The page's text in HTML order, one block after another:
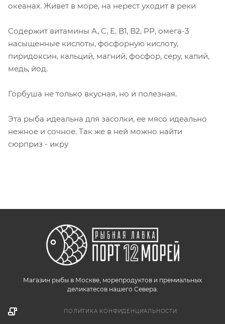
океанах. Живет в море, на нерест уходит в реки
Содержит витамины A, C, E, B1, B2, PP, омега-3
насыщенные кислоты, фосфорную кислоту,
пиридоксин, кальций, магний, фосфор, серу, калий,
медь, йод.
Горбуша не только вкусная, но и полезная.
Эта рыба идеальна для засолки, ее мясо идеально
нежное и сочное. Так же в ней можно найти
сюрприз - икру
Магазин рыбы в Москве, морепродуктов и премиальных
деликатесов нашего Севера.
ПОЛИТИКА КОНФИДЕНЦИАЛЬНОСТИ